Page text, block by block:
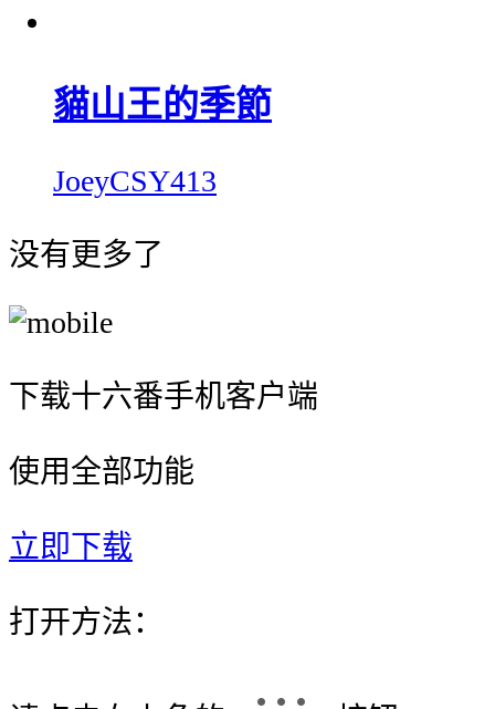
貓山王的季節
JoeyCSY413
没有更多了
下载十六番手机客户端
使用全部功能
立即下载
打开方法：